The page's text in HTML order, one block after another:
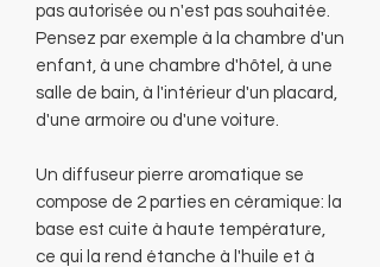
pas autorisée ou n'est pas souhaitée.
Pensez par exemple à la chambre d'un
enfant, à une chambre d'hôtel, à une
salle de bain, à l'intérieur d'un placard,
d'une armoire ou d'une voiture.
Un diffuseur pierre aromatique se
compose de 2 parties en céramique: la
base est cuite à haute température,
ce qui la rend étanche à l'huile et à